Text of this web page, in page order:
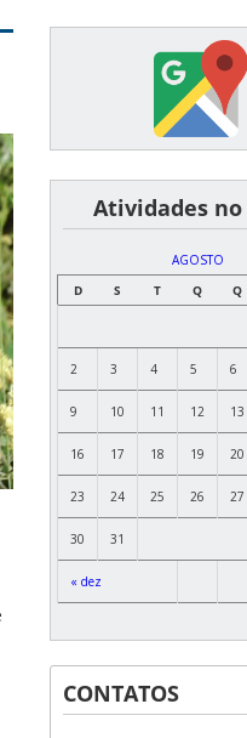
͏Atividades
AGOSTO
D
S T Q Q
« dez
2 3 4 5 6
9 10 11 12 13
16 17 18 19 20
23 24 25 26 27
30 31
CONTATOS